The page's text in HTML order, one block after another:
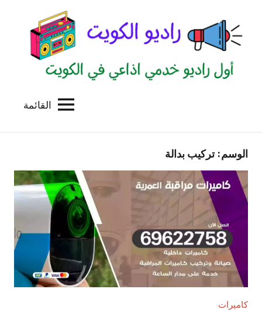
المحتوى
الكويت
للاعلانات
بالكويت
القائمة
الوسم:تركيب بدالة
كاميرات